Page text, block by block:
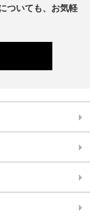
ついても、お気軽